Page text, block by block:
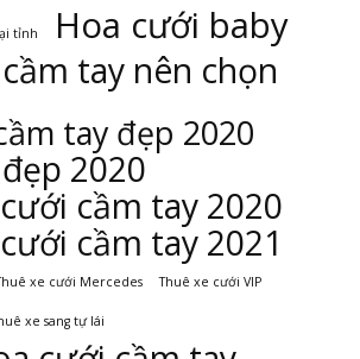
tỉnh Hoa cưới baby
tay nên chọn
tay đẹp 2020
2020
cầm tay 2020
cầm tay 2021
xe cưới Mercedes Thuê xe cưới VIP
xe sang tự lái